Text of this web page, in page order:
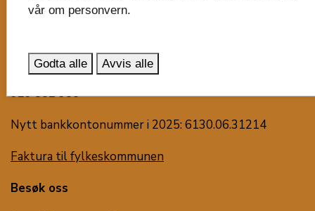
post@vestfoldfylke.no
Organisasjonsnummer:
929 882 385
Nytt bankkontonummer i 2025: 6130.06.31214
Faktura til fylkeskommunen
Besøk oss
vår om personvern.
Godta alle Avvis alle